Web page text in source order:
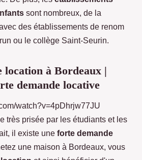
sont nombreux, de la
des établissements de renom
ou le collège Saint-Seurin.
location à Bordeaux |
demande locative
watch?v=4pDhrjw77JU
très prisée par les étudiants et les
il existe une forte demande
une maison à Bordeaux, vous